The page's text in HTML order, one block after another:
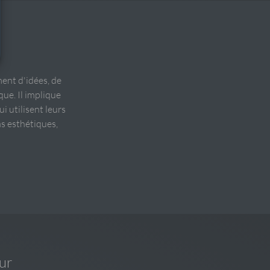
d'idées, de
Il implique
utilisent leurs
esthétiques,